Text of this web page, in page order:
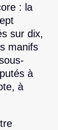
: la
sur dix,
manifs
à
à